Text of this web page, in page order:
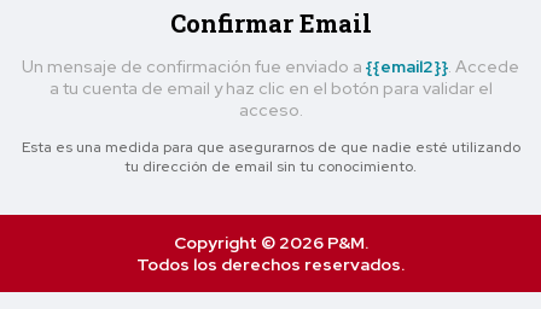
Confirmar Email
Un mensaje de confirmación fue enviado a {{email2}} . Accede
a tu cuenta de email y haz clic en el botón para validar el
acceso.
Esta es una medida para que asegurarnos de que nadie esté utilizando
tu dirección de email sin tu conocimiento.
Copyright © 2026 P&M.
Todos los derechos reservados.